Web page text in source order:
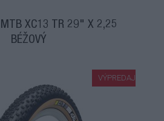
MTB XC13 TR 29" X 2,25
BÉŽOVÝ
VÝPREDAJ